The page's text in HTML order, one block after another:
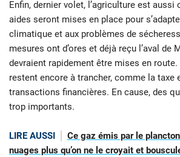
Enfin, dernier volet, l’agriculture est aussi
aides seront mises en place pour
climatique et aux problèmes de
mesures ont d’ores et déjà reçu l’aval de
devraient rapidement être mises en route.
restent encore à trancher, comme la taxe
transactions financières. En cause, des
trop importants.
LIRE AUSSI
Ce gaz émis par le
nuages plus qu’on ne le croyait et